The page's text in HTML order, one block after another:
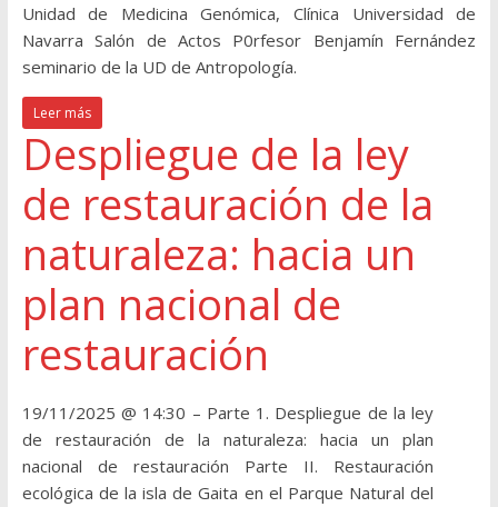
Unidad de Medicina Genómica, Clínica Universidad de
Navarra Salón de Actos P0rfesor Benjamín Fernández
seminario de la UD de Antropología.
Leer más
Despliegue de la ley
de restauración de la
naturaleza: hacia un
plan nacional de
restauración
19/11/2025 @ 14:30 – Parte 1. Despliegue de la ley
de restauración de la naturaleza: hacia un plan
nacional de restauración Parte II. Restauración
ecológica de la isla de Gaita en el Parque Natural del